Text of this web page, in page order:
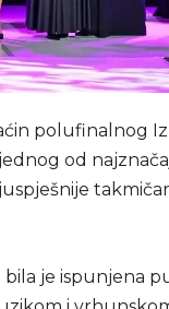
polufinalnog
od
je ispunjena